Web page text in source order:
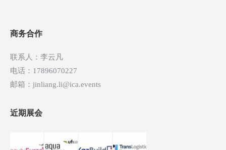
航
商务合作
联系人：李云凡
电话：17896070227
邮箱：jinliang.li@ica.events
近期展会